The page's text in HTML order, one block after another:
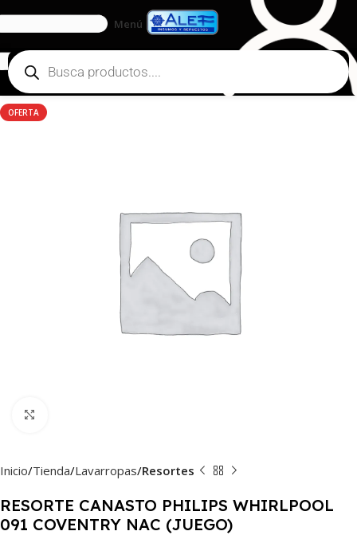
Menú
OFERTA
Inicio Tienda Lavarropas Resortes
RESORTE CANASTO PHILIPS WHIRLPOOL
091 COVENTRY NAC (JUEGO)